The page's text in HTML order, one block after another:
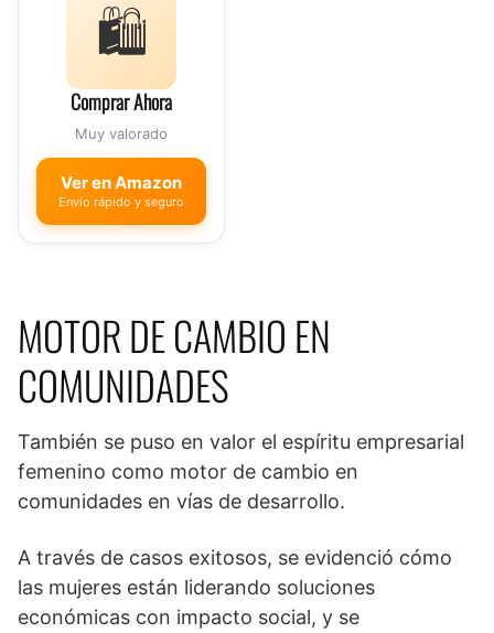
🛍️
Comprar Ahora
Muy valorado
Ver en Amazon
Envío rápido y seguro
MOTOR DE CAMBIO EN
COMUNIDADES
También se puso en valor el espíritu empresarial
femenino como motor de cambio en
comunidades en vías de desarrollo.
A través de casos exitosos, se evidenció cómo
las mujeres están liderando soluciones
económicas con impacto social, y se